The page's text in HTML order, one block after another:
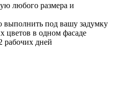
любого размера и
выполнить под вашу задумку
цветов в одном фасаде
рабочих дней